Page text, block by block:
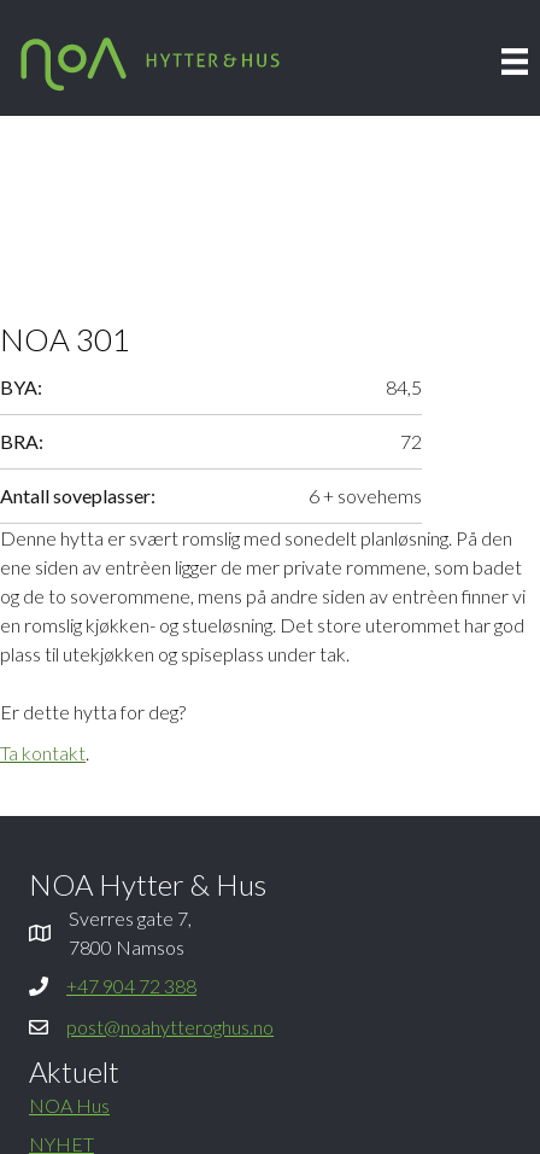
NOA 301
Denne hytta er svært romslig med sonedelt planløsning. På den
ene siden av entrèen ligger de mer private rommene, som badet
og de to soverommene, mens på andre siden av entrèen finner vi
en romslig kjøkken- og stueløsning. Det store uterommet har god
plass til utekjøkken og spiseplass under tak.
Er dette hytta for deg?
Ta kontakt.
BYA: 84,5
BRA: 72
Antall soveplasser: 6 + sovehems
NOA Hytter & Hus
Sverres gate 7,
7800 Namsos
+47 904 72 388
post@noahytteroghus.no
Aktuelt
NOA Hus
NYHET